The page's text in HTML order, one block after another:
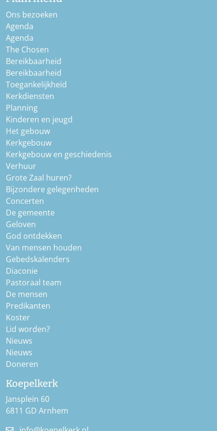
Ons bezoeken
Agenda
Agenda
The Chosen
Bereikbaarheid
Bereikbaarheid
Toegankelijkheid
Kerkdiensten
Planning
Kinderen en jeugd
Het gebouw
Kerkgebouw
Kerkgebouw en geschiedenis
Verhuur
Grote Zaal huren?
Bijzondere gelegenheden
Concerten
De gemeente
Geloven
God ontdekken
Van mensen houden
Gebedskalenders
Diaconie
Pastoraal team
De mensen
Predikanten
Koster
Lid worden?
Nieuws
Nieuws
Doneren
Koepelkerk
Jansplein 60
6811 GD Arnhem